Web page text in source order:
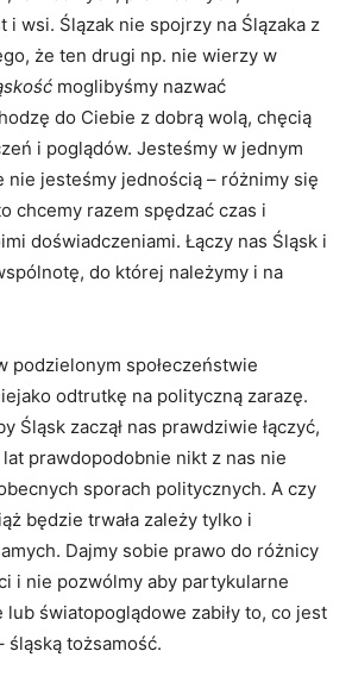
i wsi. Ślązak nie spojrzy na Ślązaka z
że ten drugi np. nie wierzy w
moglibyśmy nazwać
do Ciebie z dobrą wolą, chęcią
i poglądów. Jesteśmy w jednym
nie jesteśmy jednością – różnimy się
chcemy razem spędzać czas i
doświadczeniami. Łączy nas Śląsk i
do której należymy i na
podzielonym społeczeństwie
odtrutkę na polityczną zarazę.
Śląsk zaczął nas prawdziwie łączyć,
prawdopodobnie nikt z nas nie
sporach politycznych. A czy
będzie trwała zależy tylko i
Dajmy sobie prawo do różnicy
i nie pozwólmy aby partykularne
światopoglądowe zabiły to, co jest
śląską tożsamość.